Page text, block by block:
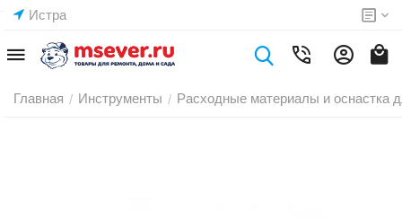
Истра
Главная / Инструменты / Расходные материалы и оснастка